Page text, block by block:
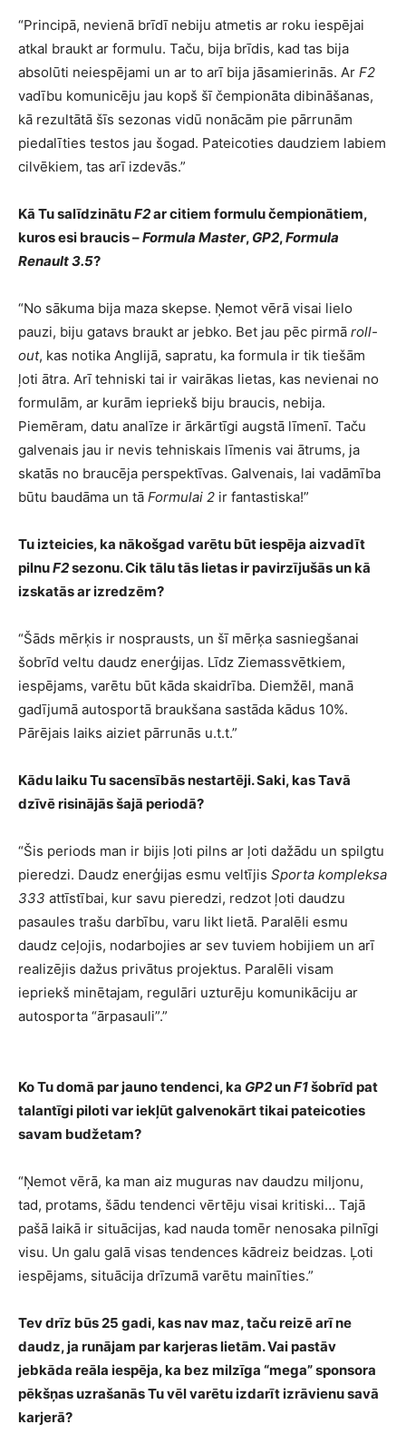
“Principā, nevienā brīdī nebiju atmetis ar roku iespējai
atkal braukt ar formulu. Taču, bija brīdis, kad tas bija
absolūti neiespējami un ar to arī bija jāsamierinās. Ar F2
vadību komunicēju jau kopš šī čempionāta dibināšanas,
kā rezultātā šīs sezonas vidū nonācām pie pārrunām
piedalīties testos jau šogad. Pateicoties daudziem labiem
cilvēkiem, tas arī izdevās.”
Kā Tu salīdzinātuF2ar citiem formulu čempionātiem,
kuros esi braucis –Formula Master, GP2,Formula
Renault 3.5?
“No sākuma bija maza skepse. Ņemot vērā visai lielo
pauzi, biju gatavs braukt ar jebko. Bet jau pēc pirmā roll-
out, kas notika Anglijā, sapratu, ka formula ir tik tiešām
ļoti ātra. Arī tehniski tai ir vairākas lietas, kas nevienai no
formulām, ar kurām iepriekš biju braucis, nebija.
Piemēram, datu analīze ir ārkārtīgi augstā līmenī. Taču
galvenais jau ir nevis tehniskais līmenis vai ātrums, ja
skatās no braucēja perspektīvas. Galvenais, lai vadāmība
būtu baudāma un tā Formulai 2 ir fantastiska!”
Tu izteicies, ka nākošgad varētu būt iespēja aizvadīt
pilnuF2sezonu. Cik tālu tās lietas ir pavirzījušās un kā
izskatās ar izredzēm?
“Šāds mērķis ir nosprausts, un šī mērķa sasniegšanai
šobrīd veltu daudz enerģijas. Līdz Ziemassvētkiem,
iespējams, varētu būt kāda skaidrība. Diemžēl, manā
gadījumā autosportā braukšana sastāda kādus 10%.
Pārējais laiks aiziet pārrunās u.t.t.”
Kādu laiku Tu sacensībās nestartēji. Saki, kas Tavā
dzīvē risinājās šajā periodā?
“Šis periods man ir bijis ļoti pilns ar ļoti dažādu un spilgtu
pieredzi. Daudz enerģijas esmu veltījis Sporta kompleksa
333 attīstībai, kur savu pieredzi, redzot ļoti daudzu
pasaules trašu darbību, varu likt lietā. Paralēli esmu
daudz ceļojis, nodarbojies ar sev tuviem hobijiem un arī
realizējis dažus privātus projektus. Paralēli visam
iepriekš minētajam, regulāri uzturēju komunikāciju ar
autosporta “ārpasauli”.”
Ko Tu domā par jauno tendenci, ka GP2unF1šobrīd pat
talantīgi piloti var iekļūt galvenokārt tikai pateicoties
savam budžetam?
“Ņemot vērā, ka man aiz muguras nav daudzu miljonu,
tad, protams, šādu tendenci vērtēju visai kritiski… Tajā
pašā laikā ir situācijas, kad nauda tomēr nenosaka pilnīgi
visu. Un galu galā visas tendences kādreiz beidzas. Ļoti
iespējams, situācija drīzumā varētu mainīties.”
Tev drīz būs 25 gadi, kas nav maz, taču reizē arī ne
daudz, ja runājam par karjeras lietām. Vai pastāv
jebkāda reāla iespēja, ka bez milzīga “mega” sponsora
pēkšņas uzrašanās Tu vēl varētu izdarīt izrāvienu savā
karjerā?